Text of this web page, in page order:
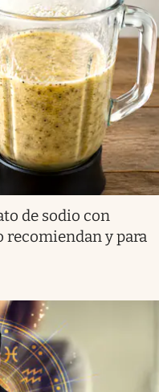
de sodio con
recomiendan y para